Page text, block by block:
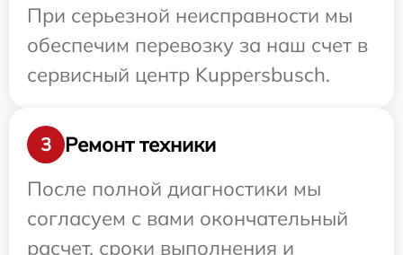
При серьезной неисправности мы
обеспечим перевозку за наш счет в
сервисный центр Kuppersbusch.
3
Ремонт техники
После полной диагностики мы
согласуем с вами окончательный
расчет, сроки выполнения и